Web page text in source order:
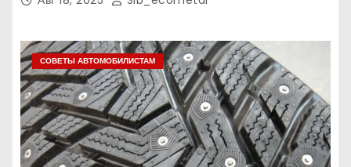
СОВЕТЫ АВТОМОБИЛИСТАМ